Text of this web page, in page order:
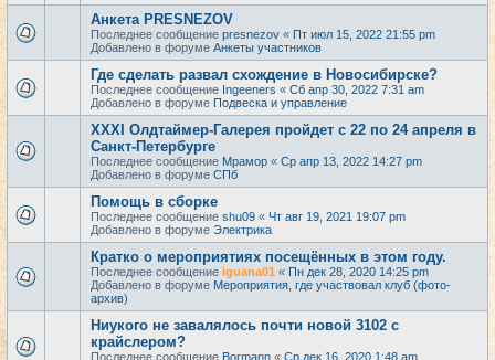
Анкета PRESNEZOV
Последнее сообщение presnezov « Пт июл 15, 2022 21:55 pm
Добавлено в форуме Анкеты участников
Где сделать развал схождение в Новосибирске?
Последнее сообщение Ingeeners « Сб апр 30, 2022 7:31 am
Добавлено в форуме Подвеска и управление
XXXI Олдтаймер-Галерея пройдет с 22 по 24 апреля в
Санкт-Петербурге
Последнее сообщение Мрамор « Ср апр 13, 2022 14:27 pm
Добавлено в форуме СПб
Помощь в сборке
Последнее сообщение shu09 « Чт авг 19, 2021 19:07 pm
Добавлено в форуме Электрика
Кратко о мероприятиях посещённых в этом году.
Последнее сообщение iguana01 « Пн дек 28, 2020 14:25 pm
Добавлено в форуме Мероприятия, где участвовал клуб (фото-
архив)
Ниукого не завалялось почти новой 3102 с
крайслером?
Последнее сообщение Bormann « Ср дек 16, 2020 1:48 am